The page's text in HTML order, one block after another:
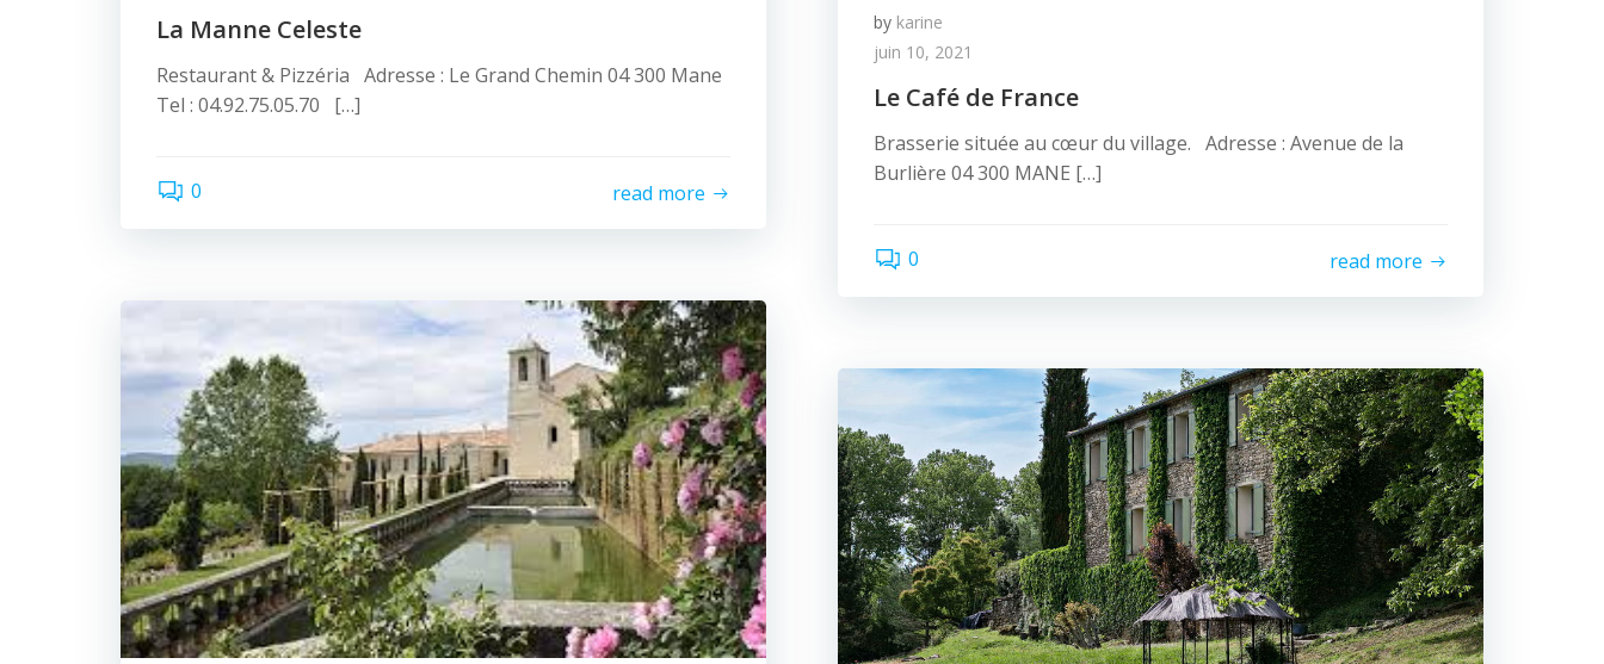
La Manne Celeste
Restaurant & Pizzéria Adresse : Le Grand Chemin 04 300 Mane
Tel : 04.92.75.05.70 […]
0 read more
by karine
juin 10, 2021
Le Café de France
Brasserie située au cœur du village. Adresse : Avenue de la
Burlière 04 300 MANE […]
0 read more